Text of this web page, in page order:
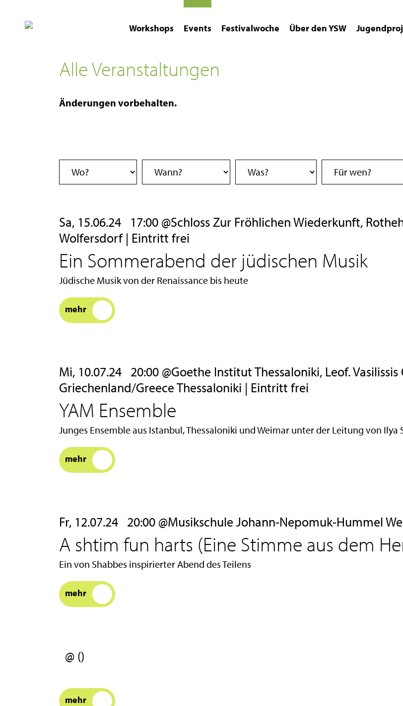
Workshops Events Festivalwoche Über den YSW
Alle Veranstaltungen
Änderungen vorbehalten.
Sa, 15.06.2417:00 @Schloss Zur Fröhlichen Wiederkunft,
Wolfersdorf | Eintritt frei
Ein Sommerabend der jüdischen Musik
Jüdische Musik von der Renaissance bis heute
mehr
Mi, 10.07.2420:00 @Goethe Institut Thessaloniki, Leof. Vasilissis
Griechenland/Greece Thessaloniki | Eintritt frei
YAM Ensemble
Junges Ensemble aus Istanbul, Thessaloniki und Weimar unter der Leitung von Ilya
mehr
Fr, 12.07.2420:00 @Musikschule Johann-Nepomuk-Hummel
A shtim fun harts (Eine Stimme aus dem
Ein von Shabbes inspirierter Abend des Teilens
mehr
@ ()
mehr